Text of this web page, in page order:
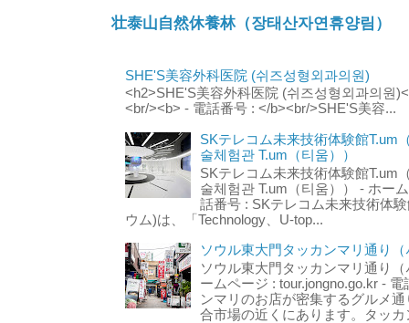
壮泰山自然休養林（장태산자연휴양림）
SHE'S美容外科医院 (쉬즈성형외과의원)
<h2>SHE'S美容外科医院 (쉬즈성형외과의원
<br/><b> - 電話番号 : </b><br/>SHE'S美容...
SKテレコム未来技術体験館T.um
술체험관 T.um（티움））
SKテレコム未来技術体験館T.um
술체험관 T.um（티움）） - ホー
話番号 : SKテレコム未来技術体
ウム)は、「Technology、U-top...
ソウル東大門タッカンマリ通り
ソウル東大門タッカンマリ通り
ームページ : tour.jongno.go.kr -
ンマリのお店が密集するグルメ
合市場の近くにあります。タッ